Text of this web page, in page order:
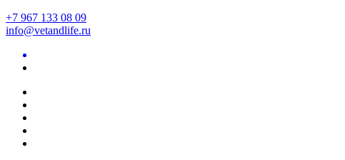
+7 967 133 08 09
info@vetandlife.ru